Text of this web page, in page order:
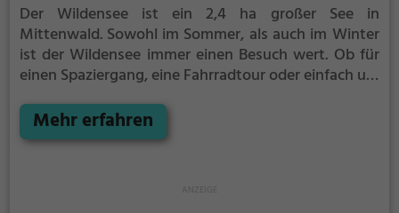
Der Wildensee ist ein 2,4 ha großer See in
Mittenwald. Sowohl im Sommer, als auch im Winter
ist der Wildensee immer einen Besuch wert. Ob für
einen Spaziergang, eine Fahrradtour oder einfach um
zahlreiche Möglichkeiten für Freizeitaktivitäten.
Mehr erfahren